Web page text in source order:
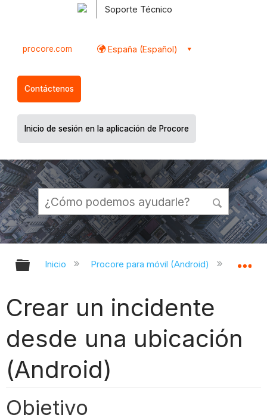
Soporte Técnico
procore.com España (Español)
Contáctenos
Inicio de sesión en la aplicación de Procore
Expandir/contraer jerarquía global
Inicio Procore para móvil (Android)
Crear un incidente
desde una ubicación
(Android)
Objetivo